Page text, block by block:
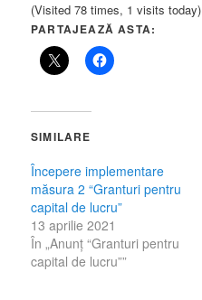
(Visited 78 times, 1 visits today)
PARTAJEAZĂ ASTA:
SIMILARE
Începere implementare
măsura 2 “Granturi pentru
capital de lucru”
13 aprilie 2021
În „Anunț “Granturi pentru
capital de lucru””